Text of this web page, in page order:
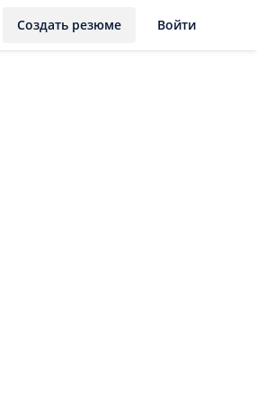
Создать резюме Войти